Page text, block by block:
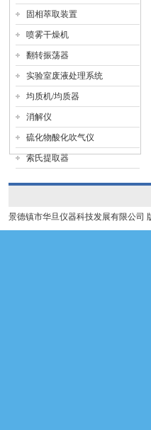
固相萃取装置
喷雾干燥机
翻转振荡器
实验室废液处理系统
均质机/均质器
消解仪
硫化物酸化吹气仪
索氏提取器
景德镇市华旦仪器科技发展有限公司